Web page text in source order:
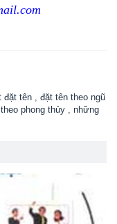
đặt tên , đặt tên theo ngũ
phong thủy , những